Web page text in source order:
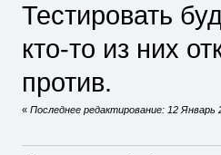
Тестировать
кто-то из них
против.
«Последнее редактирование: 12 Январь